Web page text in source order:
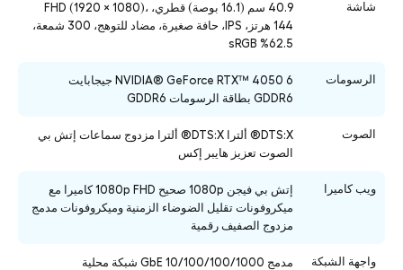
شاشة
40.9 سم (16.1 بوصة) قطري، FHD (1920 × 1080)،
144 هرتز، IPS، حافة صغيرة، مضاد للتوهج، 300 شمعة،
62.5% sRGB
الرسومات
NVIDIA® GeForce RTX™ 4050 6 جيجابايت
GDDR6 بطاقة الرسومات GDDR6
الصوت
DTS:X® ألترا DTS:X® ألترا مزدوج سماعات إتش بي
الصوت تعزيز هايبر إكس
ويب كاميرا
إتش بي فيجن 1080p صحيح 1080p FHD كاميرا مع
ميكروفونات تقليل الضوضاء الزمنية وميكروفونات مدمج
مزدوج الصفيف رقمية
واجهة الشبكة مدمج 10/100/100/1000 GbE شبكة محلية